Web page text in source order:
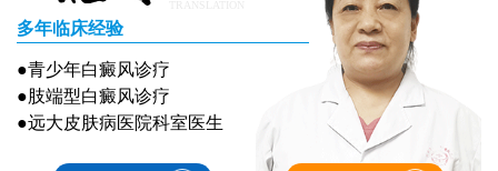
多年临床经验
●青少年白癜风诊疗
●肢端型白癜风诊疗
●远大皮肤病医院科室医生